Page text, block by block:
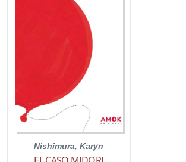
Nishimura, Karyn